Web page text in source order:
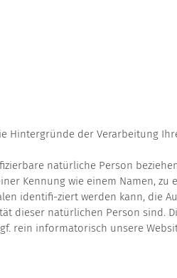
Hintergründe der Verarbeitung
natürliche Person
Kennung wie einem Namen, zu
identifi-ziert werden kann, die
dieser natürlichen Person sind.
rein informatorisch unsere